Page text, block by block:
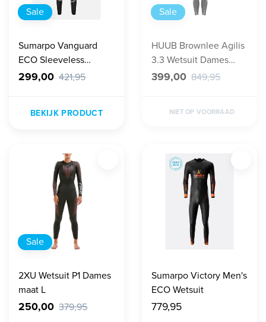
Sale
Sumarpo Vanguard
ECO Sleeveless
Wetsuit Heren
299,00 421,95
BEKIJK PRODUCT
Sale
HUUB Brownlee Agilis
3.3 Wetsuit Dames
black/blue - DEMO
399,00 849,95
NIET OP VOORRAAD
Sale
2XU Wetsuit P1 Dames
maat L
250,00 379,95
Sumarpo Victory Men's
ECO Wetsuit
779,95